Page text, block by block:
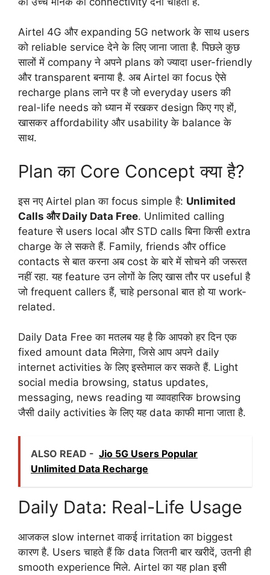
Airtel 4G और expanding 5G network के साथ users
को reliable service देने के लिए जाना जाता है. पिछले कुछ
सालों में company ने अपने plans को ज्यादा user-friendly
और transparent बनाया है. अब Airtel का focus ऐसे
recharge plans लाने पर है जो everyday users की
real-life needs को ध्यान में रखकर design किए गए हों,
खासकर affordability और usability के balance के
साथ.
Plan का Core Concept क्या है?
इस नए Airtel plan का focus simple है: Unlimited
Calls और Daily Data Free. Unlimited calling
feature से users local और STD calls बिना किसी extra
charge के ले सकते हैं. Family, friends और office
contacts से बात करना अब cost के बारे में सोचने की जरूरत
नहीं रहा. यह feature उन लोगों के लिए खास तौर पर useful है
जो frequent callers हैं, चाहे personal बात हो या work-
related.
Daily Data Free का मतलब यह है कि आपको हर दिन एक
fixed amount data मिलेगा, जिसे आप अपने daily
internet activities के लिए इस्तेमाल कर सकते हैं. Light
social media browsing, status updates,
messaging, news reading या व्यावहारिक browsing
जैसी daily activities के लिए यह data काफी माना जाता है.
ALSO READ - Jio 5G Users Popular
Unlimited Data Recharge
Daily Data: Real-Life Usage
आजकल slow internet वाकई irritation का biggest
कारण है. Users चाहते हैं कि data जितनी बार खरीदें, उतनी ही
smooth experience मिले. Airtel का यह plan इसी